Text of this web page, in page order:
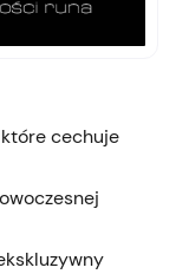
cechuje